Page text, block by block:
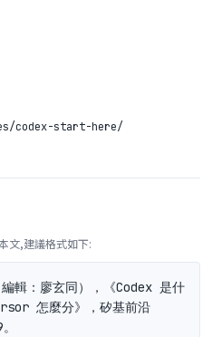
codex-start-here/
文,建議格式如下:
輯：廖玄同），《Codex 是什
怎麼分》，矽基前沿